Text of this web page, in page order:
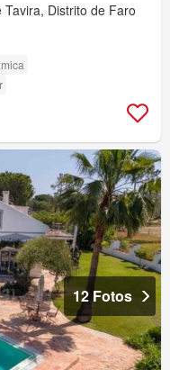
Distrito de Faro
12 Fotos